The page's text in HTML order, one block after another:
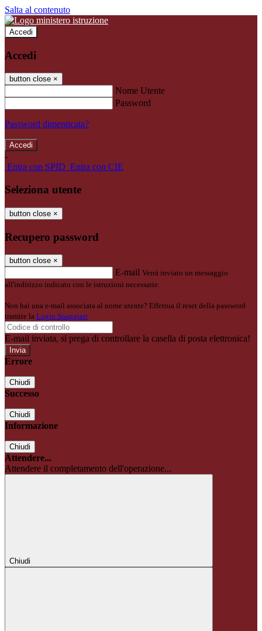
Salta al contenuto
Accedi
Accedi
button close ×
Nome Utente
Password
Password dimenticata?
-
Entra con SPID Entra con CIE
Seleziona utente
button close ×
Recupero password
button close ×
E-mail Verrà inviato un messaggio
all'indirizzo indicato con le istruzioni necessarie.
Non hai una e-mail associata al nome utente? Effettua il reset della password
tramite la Login Spaggiari
E-mail inviata, si prega di controllare la casella di posta elettronica!
Errore
Chiudi
Successo
Chiudi
Informazione
Chiudi
Attendere...
Attendere il completamento dell'operazione...
Chiudi